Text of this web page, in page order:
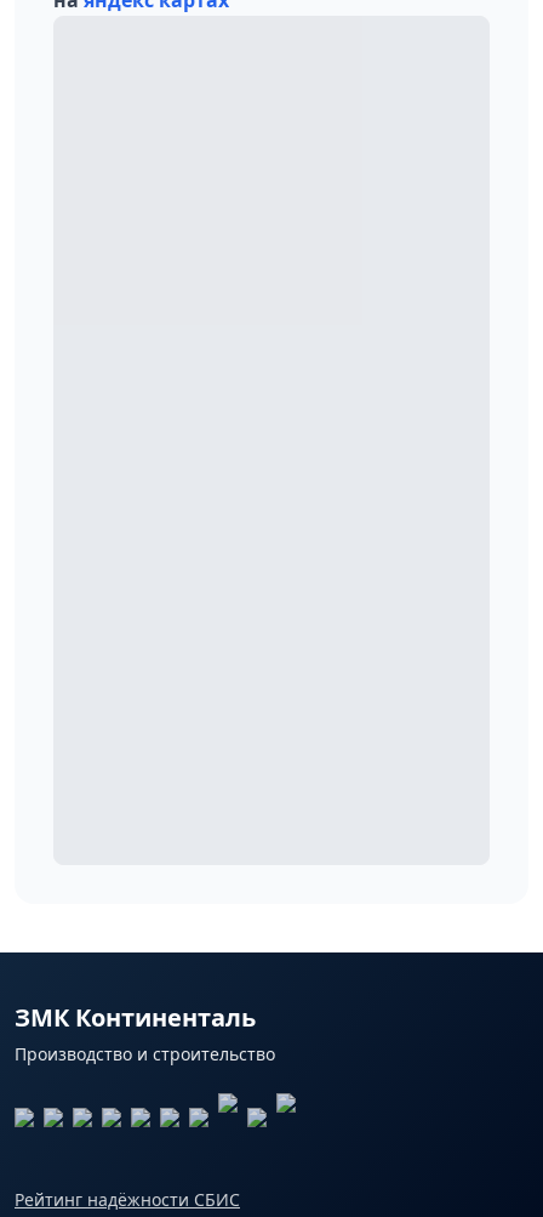
ЗМК Континенталь
Производство и строительство
Рейтинг надёжности СБИС